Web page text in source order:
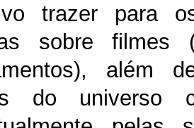
trazer para
sobre
além
do universo